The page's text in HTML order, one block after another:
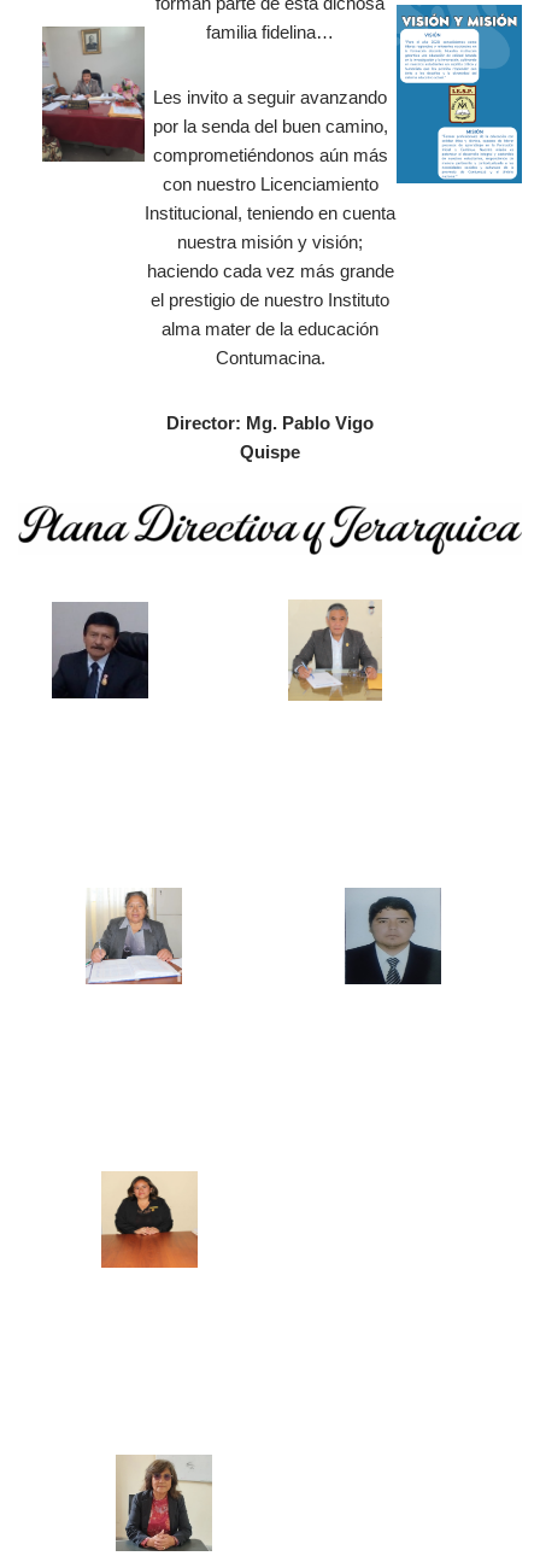
familia fidelina…
Les invito a seguir avanzando
por la senda del buen camino,
comprometiéndonos aún más
con nuestro Licenciamiento
Institucional, teniendo en cuenta
nuestra misión y visión;
haciendo cada vez más grande
el prestigio de nuestro Instituto
alma mater de la educación
Contumacina.
Director: Mg. Pablo Vigo
Quispe